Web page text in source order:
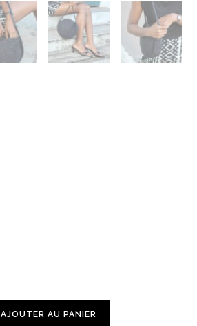
AJOUTER AU PANIER